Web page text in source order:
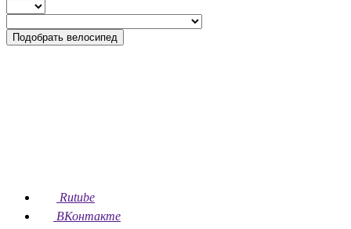
Подобрать велосипед
Rutube
ВКонтакте